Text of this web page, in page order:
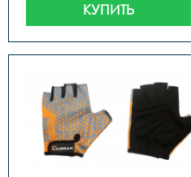
КУПИТЬ